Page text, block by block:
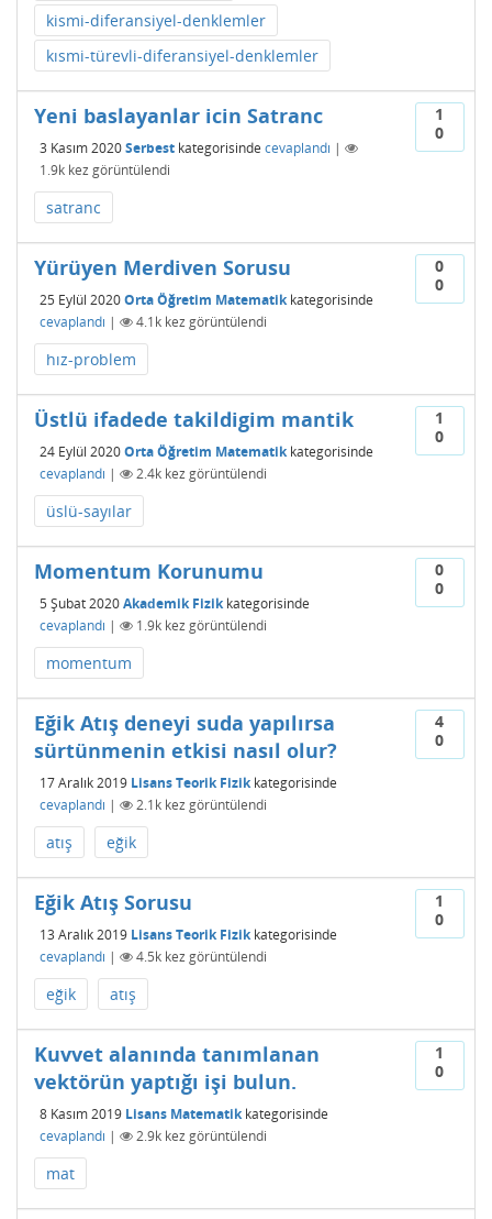
kismi-diferansiyel-denklemler
kısmi-türevli-diferansiyel-denklemler
1
0
Yeni baslayanlar icin Satranc
3 Kasım 2020Serbest kategorisinde cevaplandı |
1.9k kez görüntülendi
satranc
0
0
Yürüyen Merdiven Sorusu
25 Eylül 2020Orta Öğretim Matematikkategorisinde
cevaplandı | 4.1k kez görüntülendi
hız-problem
1
0
Üstlü ifadede takildigim mantik
24 Eylül 2020Orta Öğretim Matematikkategorisinde
cevaplandı | 2.4k kez görüntülendi
üslü-sayılar
0
0
Momentum Korunumu
5 Şubat 2020Akademik Fizikkategorisinde
cevaplandı | 1.9k kez görüntülendi
momentum
4
0
Eğik Atış deneyi suda yapılırsa
sürtünmenin etkisi nasıl olur?
17 Aralık 2019 Lisans Teorik Fizikkategorisinde
cevaplandı | 2.1k kez görüntülendi
atış eğik
1
0
Eğik Atış Sorusu
13 Aralık 2019 Lisans Teorik Fizikkategorisinde
cevaplandı | 4.5k kez görüntülendi
eğik atış
1
0
Kuvvet alanında tanımlanan
vektörün yaptığı işi bulun.
8 Kasım 2019 Lisans Matematikkategorisinde
cevaplandı | 2.9k kez görüntülendi
mat